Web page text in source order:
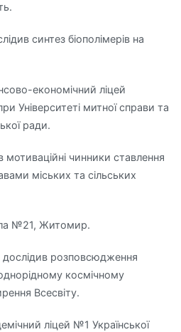
синтез біополімерів на
економічний ліцей
Університеті митної справи та
ради.
чинники ставлення
міських та сільських
№21, Житомир.
розповсюдження
космічному
Всесвіту.
ліцей №1 Української